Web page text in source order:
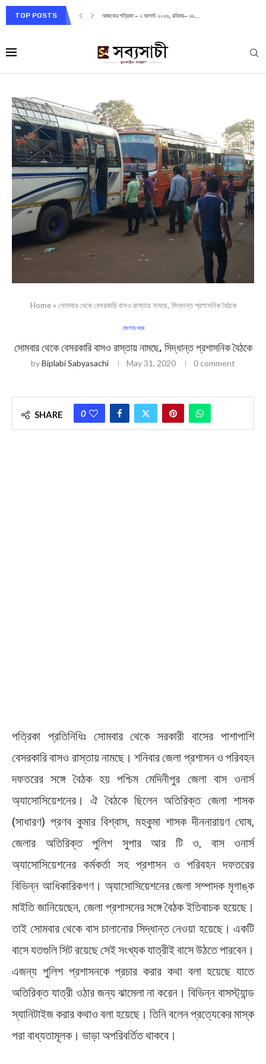
TOP POSTS আজকের পত্রিকা – ২ আগস্ট ২০২৬, রবিবার– ১৬...
Home» সোমবার থেকে বেসরকারি বাসও রাস্তায় নামছে, সিদ্ধান্ত প্রশাসনিক বৈঠকে
জেলার খবর
সোমবার থেকে বেসরকারি বাসও রাস্তায় নামছে, সিদ্ধান্ত প্রশাসনিক বৈঠকে
byBiplabi Sabyasachi May 31, 2020 0 comment
SHARE 0
পত্রিকা প্রতিনিধিঃ সোমবার থেকে সরকারী বাসের পাশাপাশি
বেসরকারি বাসও রাস্তায় নামছে। শনিবার জেলা প্রশাসন ও পরিবহন
দফতরের সঙ্গে বৈঠক হয় পশ্চিম মেদিনীপুর জেলা বাস ওনার্স
অ্যাসোসিয়েশনের। ঐ বৈঠকে ছিলেন অতিরিক্ত জেলা শাসক
(সাধারণ) প্রণব কুমার বিশ্বাস, মহকুমা শাসক দীননারায়ণ ঘোষ,
জেলার অতিরিক্ত পুলিশ সুপার আর টি ও, বাস ওনার্স
অ্যাসোসিয়েশনের কর্মকর্তা সহ প্রশাসন ও পরিবহন দফতরের
বিভিন্ন আধিকারিকগণ। অ্যাসোসিয়েশনের জেলা সম্পাদক মৃগাঙ্ক
মাইতি জানিয়েছেন, জেলা প্রশাসনের সঙ্গে বৈঠক ইতিবাচক হয়েছে।
তাই সোমবার থেকে বাস চালানোর সিদ্ধান্ত নেওয়া হয়েছে। একটি
বাসে যতগুলি সিট রয়েছে সেই সংখ্যক যাত্রীই বাসে উঠতে পারবেন।
এজন্য পুলিশ প্রশাসনকে প্রচার করার কথা বলা হয়েছে যাতে
অতিরিক্ত যাত্রী ওঠার জন্য ঝামেলা না করেন। বিভিন্ন বাসস্ট্যান্ড
স্যানিটাইজ করার কথাও বলা হয়েছে। তিনি বলেন প্রত্যেকের মাস্ক
পরা বাধ্যতামূলক। ভাড়া অপরিবর্তিত থাকবে।